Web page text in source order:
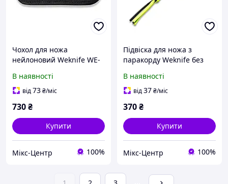
Чохол для ножа
нейлоновий Weknife WE-
В наявності
від73₴/міс
730₴
Купити
Мікс-Центр 100%
Підвіска для ножа з
паракорду Weknife без
В наявності
від37₴/міс
370₴
Купити
Мікс-Центр 100%